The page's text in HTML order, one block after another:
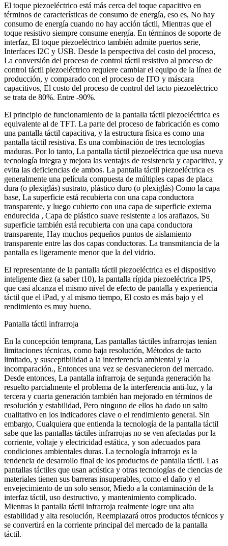
El toque piezoeléctrico está más cerca del toque capacitivo en
términos de características de consumo de energía, eso es, No hay
consumo de energía cuando no hay acción táctil, Mientras que el
toque resistivo siempre consume energía. En términos de soporte de
interfaz, El toque piezoeléctrico también admite puertos serie,
Interfaces I2C y USB. Desde la perspectiva del costo del proceso,
La conversión del proceso de control táctil resistivo al proceso de
control táctil piezoeléctrico requiere cambiar el equipo de la línea de
producción, y comparado con el proceso de ITO y máscara
capacitivos, El costo del proceso de control del tacto piezoeléctrico
se trata de 80%. Entre -90%.
El principio de funcionamiento de la pantalla táctil piezoeléctrica es
equivalente al de TFT. La parte del proceso de fabricación es como
una pantalla táctil capacitiva, y la estructura física es como una
pantalla táctil resistiva. Es una combinación de tres tecnologías
maduras. Por lo tanto, La pantalla táctil piezoeléctrica que usa nueva
tecnología integra y mejora las ventajas de resistencia y capacitiva, y
evita las deficiencias de ambos. La pantalla táctil piezoeléctrica es
generalmente una película compuesta de múltiples capas de placa
dura (o plexiglás) sustrato, plástico duro (o plexiglás) Como la capa
base, La superficie está recubierta con una capa conductora
transparente, y luego cubierto con una capa de superficie externa
endurecida , Capa de plástico suave resistente a los arañazos, Su
superficie también está recubierta con una capa conductora
transparente, Hay muchos pequeños puntos de aislamiento
transparente entre las dos capas conductoras. La transmitancia de la
pantalla es ligeramente menor que la del vidrio.
El representante de la pantalla táctil piezoeléctrica es el dispositivo
inteligente diez (a saber t10), la pantalla rígida piezoeléctrica IPS,
que casi alcanza el mismo nivel de efecto de pantalla y experiencia
táctil que el iPad, y al mismo tiempo, El costo es más bajo y el
rendimiento es muy bueno.
Pantalla táctil infrarroja
En la concepción temprana, Las pantallas táctiles infrarrojas tenían
limitaciones técnicas, como baja resolución, Métodos de tacto
limitado, y susceptibilidad a la interferencia ambiental y la
incomparación., Entonces una vez se desvanecieron del mercado.
Desde entonces, La pantalla infrarroja de segunda generación ha
resuelto parcialmente el problema de la interferencia anti-luz, y la
tercera y cuarta generación también han mejorado en términos de
resolución y estabilidad, Pero ninguno de ellos ha dado un salto
cualitativo en los indicadores clave o el rendimiento general. Sin
embargo, Cualquiera que entienda la tecnología de la pantalla táctil
sabe que las pantallas táctiles infrarrojas no se ven afectadas por la
corriente, voltaje y electricidad estática, y son adecuados para
condiciones ambientales duras. La tecnología infrarroja es la
tendencia de desarrollo final de los productos de pantalla táctil. Las
pantallas táctiles que usan acústica y otras tecnologías de ciencias de
materiales tienen sus barreras insuperables, como el daño y el
envejecimiento de un solo sensor, Miedo a la contaminación de la
interfaz táctil, uso destructivo, y mantenimiento complicado.
Mientras la pantalla táctil infrarroja realmente logre una alta
estabilidad y alta resolución, Reemplazará otros productos técnicos y
se convertirá en la corriente principal del mercado de la pantalla
táctil.